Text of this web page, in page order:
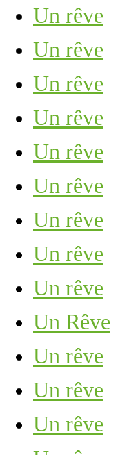
Un rêve
Un rêve
Un rêve
Un rêve
Un rêve
Un rêve
Un rêve
Un rêve
Un rêve
Un Rêve
Un rêve
Un rêve
Un rêve